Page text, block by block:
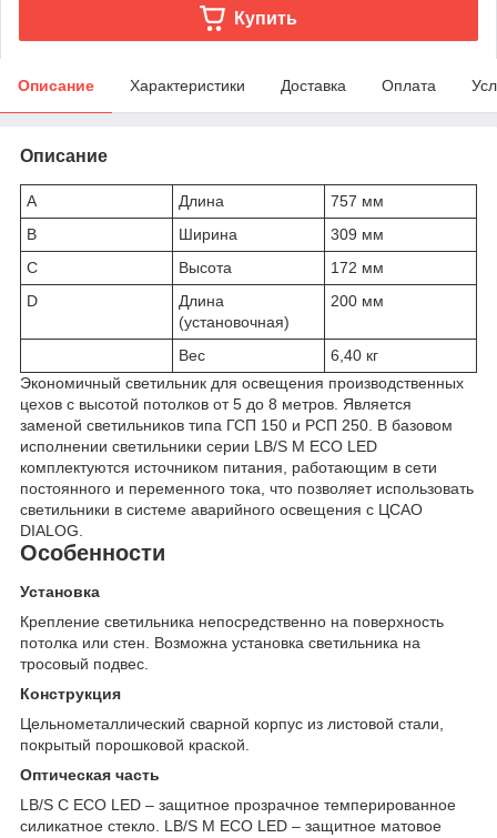
Купить
Описание Характеристики Доставка Оплата
Описание
A Длина
757 мм
B
Ширина
309 мм
C
Высота
172 мм
D
Длина
(установочная)
200 мм
Вес
6,40 кг
Экономичный светильник для освещения производственных
цехов с высотой потолков от 5 до 8 метров. Является
заменой светильников типа ГСП 150 и РСП 250. В базовом
исполнении светильники серии LB/S M ECO LED
комплектуются источником питания, работающим в сети
постоянного и переменного тока, что позволяет использовать
светильники в системе аварийного освещения с ЦСАО
DIALOG.
Особенности
Установка
Крепление светильника непосредственно на поверхность
потолка или стен. Возможна установка светильника на
тросовый подвес.
Конструкция
Цельнометаллический сварной корпус из листовой стали,
покрытый порошковой краской.
Оптическая часть
LB/S C ECO LED – защитное прозрачное темперированное
силикатное стекло. LB/S M ECO LED – защитное матовое